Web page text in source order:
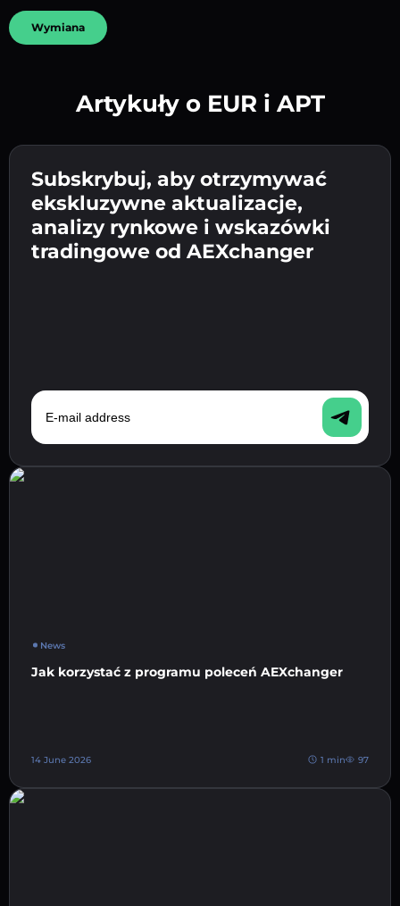
Wpisz adres swojego portfela
kryptowalutowego 👉 przejdź do następnego
kroku.
Potwierdź swoją tożsamość 👉 przejdź do
ostatniego kroku.
Wyślij depozyt 👉 odbierz kryptowalutę lub
walutę fiat w swoim portfelu.
Wymiana
Artykuły o EUR i APT
Subskrybuj, aby otrzymywać
ekskluzywne aktualizacje,
analizy rynkowe i wskazówki
tradingowe od AEXchanger
E-mail address
News
Jak korzystać z programu poleceń AEXchanger
14 June 2026 1 min 97